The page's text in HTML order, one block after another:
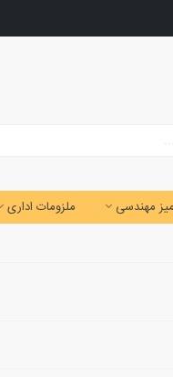
میز مهندسی ملزومات اداری